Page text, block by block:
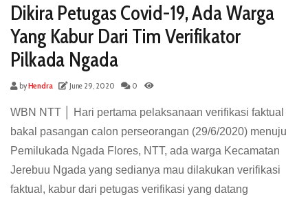
Dikira Petugas Covid-19, Ada Warga
Yang Kabur Dari Tim Verifikator
Pilkada Ngada
byHendra June 29, 2020 0
WBN NTT │ Hari pertama pelaksanaan verifikasi faktual
bakal pasangan calon perseorangan (29/6/2020) menuju
Pemilukada Ngada Flores, NTT, ada warga Kecamatan
Jerebuu Ngada yang sedianya mau dilakukan verifikasi
faktual, kabur dari petugas verifikasi yang datang